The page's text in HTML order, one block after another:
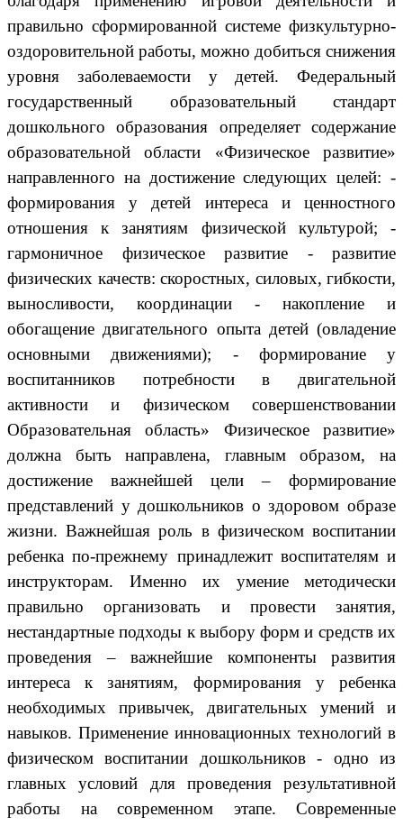
правильно сформированной системе физкультурно-
оздоровительной работы, можно добиться снижения
уровня заболеваемости у детей. Федеральный
государственный образовательный стандарт
дошкольного образования определяет содержание
образовательной области «Физическое развитие»
направленного на достижение следующих целей: -
формирования у детей интереса и ценностного
отношения к занятиям физической культурой; -
гармоничное физическое развитие - развитие
физических качеств: скоростных, силовых, гибкости,
выносливости, координации - накопление и
обогащение двигательного опыта детей (овладение
основными движениями); - формирование у
воспитанников потребности в двигательной
активности и физическом совершенствовании
Образовательная область» Физическое развитие»
должна быть направлена, главным образом, на
достижение важнейшей цели – формирование
представлений у дошкольников о здоровом образе
жизни. Важнейшая роль в физическом воспитании
ребенка по-прежнему принадлежит воспитателям и
инструкторам. Именно их умение методически
правильно организовать и провести занятия,
нестандартные подходы к выбору форм и средств их
проведения – важнейшие компоненты развития
интереса к занятиям, формирования у ребенка
необходимых привычек, двигательных умений и
навыков. Применение инновационных технологий в
физическом воспитании дошкольников - одно из
главных условий для проведения результативной
работы на современном этапе. Современные